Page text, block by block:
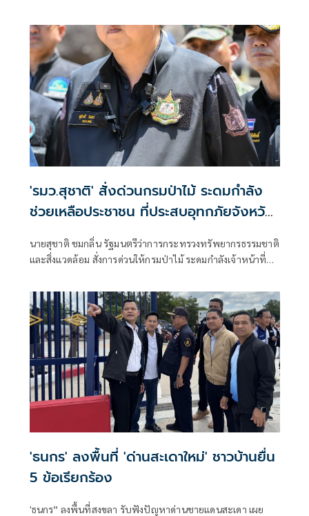
'รมว.สุชาติ' สั่งด่วนกรมป่าไม้ ระดมกำลัง
ช่วยเหลือประชาชน ที่ประสบอุทกภัยจังหวัด
เชียงราย พร้อมเฝ้าระวัง 24 ชั่วโมง หาก
สถานการณ์ทวีความรุนแรง
นายสุชาติ ชมกลิ่น รัฐมนตรีว่าการกระทรวงทรัพยากรธรรมชาติ
และสิ่งแวดล้อม สั่งการด่วนให้กรมป่าไม้ ระดมกำลังเจ้าหน้าที่
ระทบจากสถานการณ์น้ำป่าไหลหลากในจังหวัดเชียงราย
'ธนกร' ลงพื้นที่ 'ด่านสะเดาใหม่' ชาวบ้านยื่น
5 ข้อเรียกร้อง
'ธนกร” ลงพื้นที่สงขลา รับฟังปัญหาด่านชายแดนสะเดา เผย